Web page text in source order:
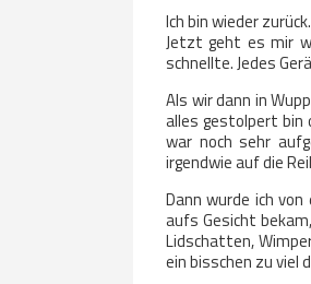
Ich bin wieder
Jetzt geht es mir
schnellte. Jedes
Als wir dann in
alles gestolpert bin
war noch sehr
irgendwie auf die
Dann wurde ich
aufs Gesicht
Lidschatten,
ein bisschen zu viel